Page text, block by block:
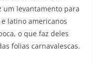
um levantamento para
latino americanos
o que faz deles
folias carnavalescas.